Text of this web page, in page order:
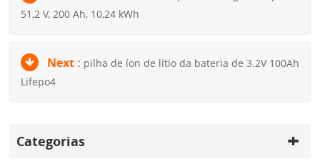
51,2 V, 200 Ah, 10,24 kWh
Next : pilha de íon de lítio da bateria de 3.2V 100Ah
Lifepo4
Categorias